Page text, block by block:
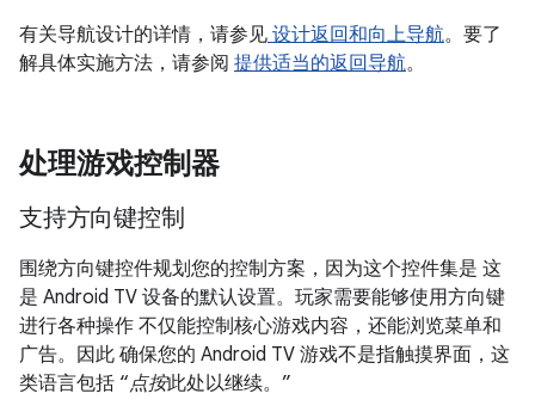
有关导航设计的详情，请参见 设计返回和向上导航。要了
解具体实施方法，请参阅 提供适当的返回导航。
处理游戏控制器
支持方向键控制
围绕方向键控件规划您的控制方案，因为这个控件集是 这
是 Android TV 设备的默认设置。玩家需要能够使用方向键
进行各种操作 不仅能控制核心游戏内容，还能浏览菜单和
广告。因此 确保您的 Android TV 游戏不是指触摸界面，这
类语言包括 “点按此处以继续。”